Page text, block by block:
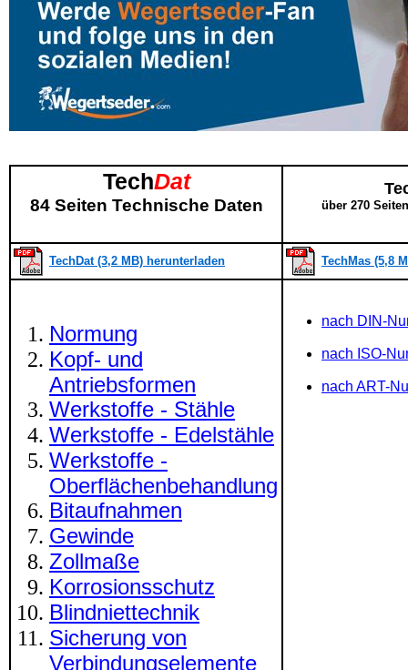
TechDat
84 Seiten Technische Daten über 270
TechDat (3,2 MB) herunterladen TechMas (5,8
Normung
Kopf- und
Antriebsformen
Werkstoffe - Stähle
Werkstoffe - Edelstähle
Werkstoffe -
Oberflächenbehandlung
Bitaufnahmen
Gewinde
Zollmaße
Korrosionsschutz
Blindniettechnik
Sicherung von
Verbindungselemente
nach DIN-
nach ISO-
nach ART-